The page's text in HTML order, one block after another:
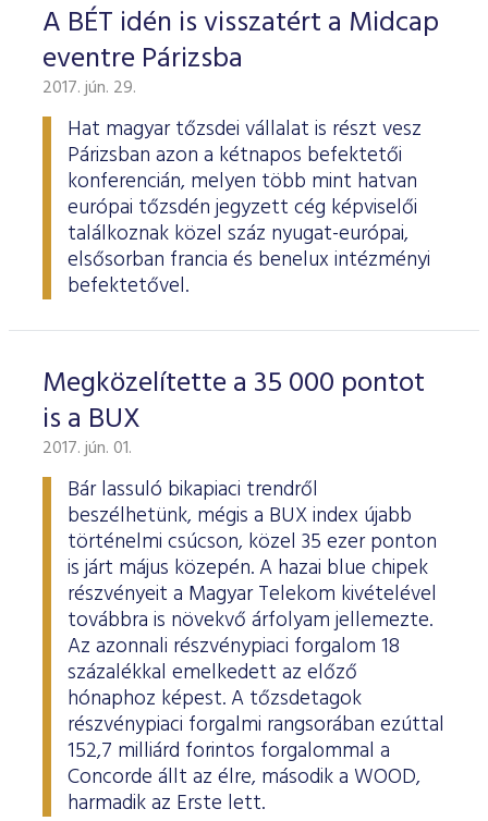
A BÉT idén is visszatért a Midcap
eventre Párizsba
2017. jún. 29.
Hat magyar tőzsdei vállalat is részt vesz
Párizsban azon a kétnapos befektetői
konferencián, melyen több mint hatvan
európai tőzsdén jegyzett cég képviselői
találkoznak közel száz nyugat-európai,
elsősorban francia és benelux intézményi
befektetővel.
Megközelítette a 35 000 pontot
is a BUX
2017. jún. 01.
Bár lassuló bikapiaci trendről
beszélhetünk, mégis a BUX index újabb
történelmi csúcson, közel 35 ezer ponton
is járt május közepén. A hazai blue chipek
részvényeit a Magyar Telekom kivételével
továbbra is növekvő árfolyam jellemezte.
Az azonnali részvénypiaci forgalom 18
százalékkal emelkedett az előző
hónaphoz képest. A tőzsdetagok
részvénypiaci forgalmi rangsorában ezúttal
152,7 milliárd forintos forgalommal a
Concorde állt az élre, második a WOOD,
harmadik az Erste lett.